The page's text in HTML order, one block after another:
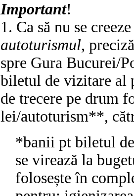
Important!
1. Ca să nu se
autoturismul,
spre Gura Bucurei/
biletul de vizitare al
de trecere pe drum
lei/autoturism**,
*banii pt biletul
se virează la
folosește în